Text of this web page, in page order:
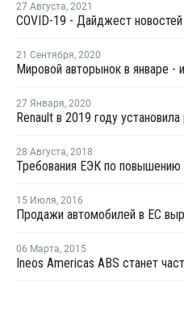
27 Августа, 2021
COVID-19 - Дайджест
21 Сентября, 2020
Мировой авторынок в январе -
27 Января, 2020
28 Августа, 2018
15 Июля, 2016
06 Марта, 2015
Ineos Americas ABS станет